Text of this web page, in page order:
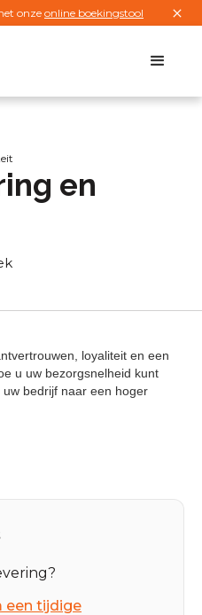
onze online boekingstool
en
een tijdige